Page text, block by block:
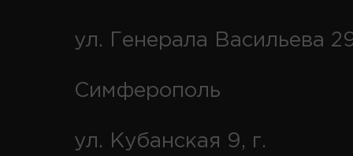
ул. Генерала Васильева
Симферополь
ул. Кубанская 9, г.